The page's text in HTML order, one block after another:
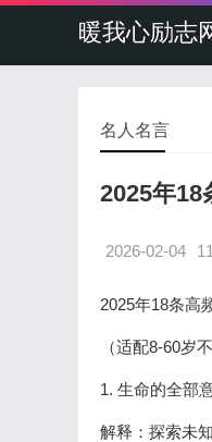
暖我心励志
名人名言
2025年18
2026-02-04
2025年18条高
（适配8-60岁
1. 生命的全部
解释：探索未